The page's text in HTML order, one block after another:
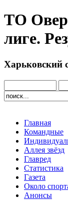
ТО
лиге.
Харьковский
Главная
Командные
Аллея звёзд
Главред
Статистика
Газета
Около
Анонсы